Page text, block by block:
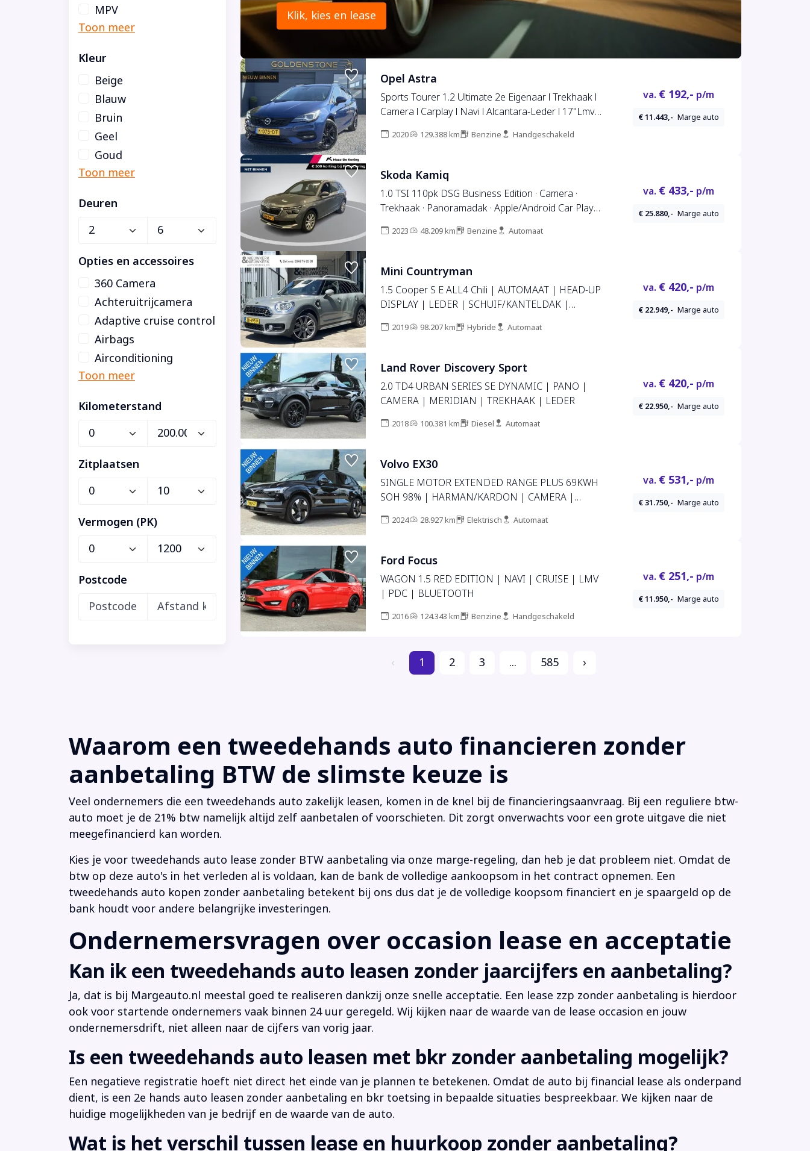
MPV
Kleur
Beige
Blauw
Bruin
Geel
Goud
Deuren
Opties en accessoires
360 Camera
Achteruitrijcamera
Adaptive cruise control
Airbags
Airconditioning
Kilometerstand
Zitplaatsen
Vermogen (PK)
Postcode
Klik, kies en lease
Opel Astra
Sports Tourer 1.2 Ultimate 2e Eigenaar l Trekhaak l
Camera l Carplay l Navi l Alcantara-Leder l 17''Lmv l
l Rijstrooksensor l Pdc V+A l 6 Bak l N.A.P l 146pk l
2020 129.388 km Benzine Handgeschakeld
va. € 192,- p/m
€ 11.443,- Marge auto
Skoda Kamiq
1.0 TSI 110pk DSG Business Edition · Camera ·
Trekhaak · Panoramadak · Apple/Android Car Play ·
17'' Inch ·
2023 48.209 km Benzine Automaat
va. € 433,- p/m
€ 25.880,- Marge auto
Mini Countryman
1.5 Cooper S E ALL4 Chili | AUTOMAAT | HEAD-UP
DISPLAY | LEDER | SCHUIF/KANTELDAK |
| CRUISE CONTROL ADAPTIEF | PDC V+A |
STOELVERWARMING | KEYLESS | LED | DAB |
2019 98.207 km Hybride Automaat
va. € 420,- p/m
€ 22.949,- Marge auto
Land Rover Discovery Sport
2.0 TD4 URBAN SERIES SE DYNAMIC | PANO |
CAMERA | MERIDIAN | TREKHAAK | LEDER
2018 100.381 km Diesel Automaat
va. € 420,- p/m
€ 22.950,- Marge auto
Volvo EX30
SINGLE MOTOR EXTENDED RANGE PLUS 69KWH
SOH 98% | HARMAN/KARDON | CAMERA |
2024 28.927 km Elektrisch Automaat
va. € 531,- p/m
€ 31.750,- Marge auto
Ford Focus
WAGON 1.5 RED EDITION | NAVI | CRUISE | LMV
| PDC | BLUETOOTH
2016 124.343 km Benzine Handgeschakeld
va. € 251,- p/m
€ 11.950,- Marge auto
‹ 1 2 3 ... 585 ›
Waarom een tweedehands auto financieren zonder
aanbetaling BTW de slimste keuze is
Veel ondernemers die een tweedehands auto zakelijk leasen, komen in de knel bij de financieringsaanvraag. Bij een reguliere btw-
auto moet je de 21% btw namelijk altijd zelf aanbetalen of voorschieten. Dit zorgt onverwachts voor een grote uitgave die niet
meegefinancierd kan worden.
Kies je voor tweedehands auto lease zonder BTW aanbetaling via onze marge-regeling, dan heb je dat probleem niet. Omdat de
btw op deze auto's in het verleden al is voldaan, kan de bank de volledige aankoopsom in het contract opnemen. Een
tweedehands auto kopen zonder aanbetaling betekent bij ons dus dat je de volledige koopsom financiert en je spaargeld op de
bank houdt voor andere belangrijke investeringen.
Ondernemersvragen over occasion lease en acceptatie
Kan ik een tweedehands auto leasen zonder jaarcijfers en aanbetaling?
Ja, dat is bij Margeauto.nl meestal goed te realiseren dankzij onze snelle acceptatie. Een lease zzp zonder aanbetaling is hierdoor
ook voor startende ondernemers vaak binnen 24 uur geregeld. Wij kijken naar de waarde van de lease occasion en jouw
ondernemersdrift, niet alleen naar de cijfers van vorig jaar.
Is een tweedehands auto leasen met bkr zonder aanbetaling mogelijk?
Een negatieve registratie hoeft niet direct het einde van je plannen te betekenen. Omdat de auto bij financial lease als onderpand
dient, is een 2e hands auto leasen zonder aanbetaling en bkr toetsing in bepaalde situaties bespreekbaar. We kijken naar de
huidige mogelijkheden van je bedrijf en de waarde van de auto.
Wat is het verschil tussen lease en huurkoop zonder aanbetaling?